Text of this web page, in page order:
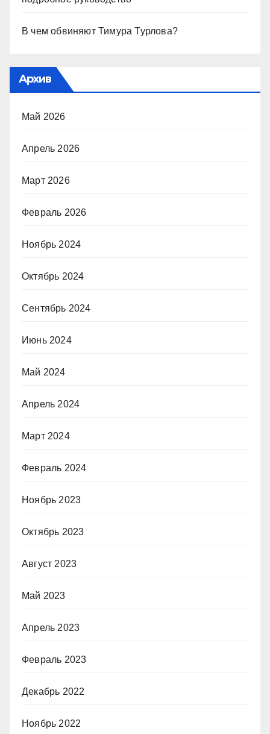
В чем обвиняют Тимура Турлова?
Архив
Май 2026
Апрель 2026
Март 2026
Февраль 2026
Ноябрь 2024
Октябрь 2024
Сентябрь 2024
Июнь 2024
Май 2024
Апрель 2024
Март 2024
Февраль 2024
Ноябрь 2023
Октябрь 2023
Август 2023
Май 2023
Апрель 2023
Февраль 2023
Декабрь 2022
Ноябрь 2022